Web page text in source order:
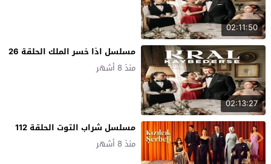
02:11:50
02:13:27
مسلسل اذا خسر الملك الحلقة 26
منذ 8 أشهر
مسلسل شراب التوت الحلقة 112
منذ 8 أشهر